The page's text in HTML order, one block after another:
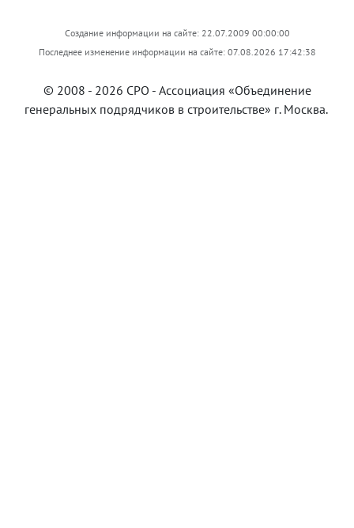
Создание информации на сайте: 22.07.2009 00:00:00
Последнее изменение информации на сайте: 07.08.2026 17:42:38
© 2008 - 2026 СРО - Ассоциация «Объединение
генеральных подрядчиков в строительстве» г. Москва.